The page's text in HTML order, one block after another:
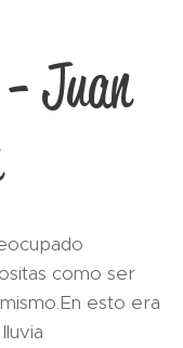
- Juan
como ser
esto era